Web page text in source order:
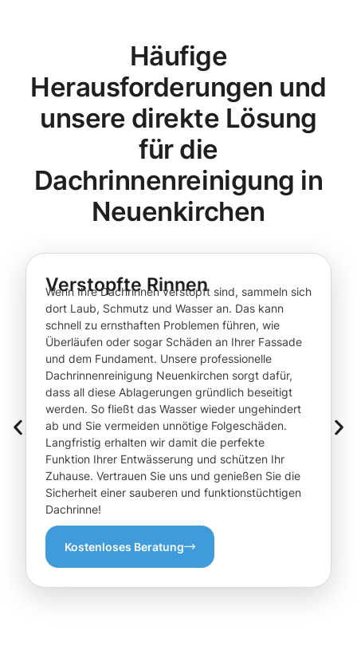
Häufige
Herausforderungen und
unsere direkte Lösung
für die
Dachrinnenreinigung in
Neuenkirchen
Verstopfte Rinnen
Wenn Ihre Dachrinnen verstopft sind, sammeln sich
dort Laub, Schmutz und Wasser an. Das kann
schnell zu ernsthaften Problemen führen, wie
Überläufen oder sogar Schäden an Ihrer Fassade
und dem Fundament. Unsere professionelle
Dachrinnenreinigung Neuenkirchen sorgt dafür,
dass all diese Ablagerungen gründlich beseitigt
werden. So fließt das Wasser wieder ungehindert
ab und Sie vermeiden unnötige Folgeschäden.
Langfristig erhalten wir damit die perfekte
Funktion Ihrer Entwässerung und schützen Ihr
Zuhause. Vertrauen Sie uns und genießen Sie die
Sicherheit einer sauberen und funktionstüchtigen
Dachrinne!
Kostenloses Beratung